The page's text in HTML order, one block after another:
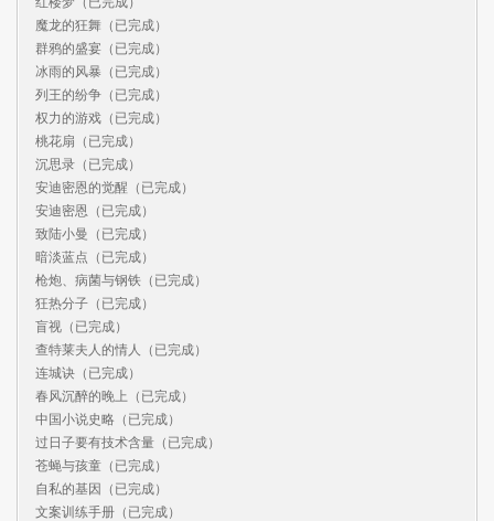
魔龙的狂舞（已完成）
群鸦的盛宴（已完成）
冰雨的风暴（已完成）
列王的纷争（已完成）
权力的游戏（已完成）
桃花扇（已完成）
沉思录（已完成）
安迪密恩的觉醒（已完成）
安迪密恩（已完成）
致陆小曼（已完成）
暗淡蓝点（已完成）
枪炮、病菌与钢铁（已完成）
狂热分子（已完成）
盲视（已完成）
查特莱夫人的情人（已完成）
连城诀（已完成）
春风沉醉的晚上（已完成）
中国小说史略（已完成）
过日子要有技术含量（已完成）
苍蝇与孩童（已完成）
自私的基因（已完成）
文案训练手册（已完成）